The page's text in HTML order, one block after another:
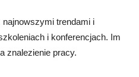
najnowszymi trendami i
i konferencjach. Im
znalezienie pracy.